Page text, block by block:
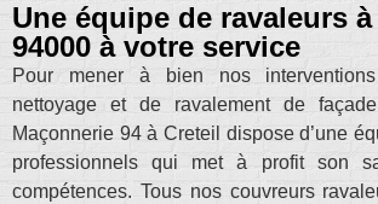
Une équipe de ravaleurs
94000 à votre service
Pour mener à bien nos
nettoyage et de ravalement de
Maçonnerie 94 à Creteil dispose d’une
professionnels qui met à profit son
compétences. Tous nos couvreurs